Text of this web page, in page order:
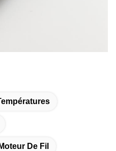
De Fil